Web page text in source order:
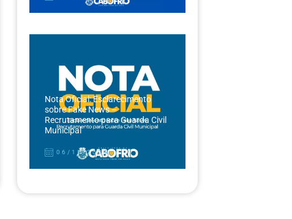
Nota Oficial: Esclarecimento
sobre Fake News –
Recrutamento para Guarda Civil
Municipal
06/12/2024